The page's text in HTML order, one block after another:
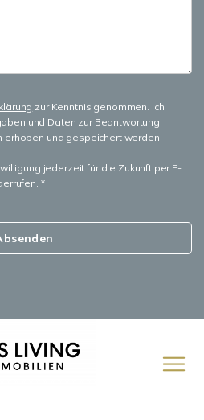
zur Kenntnis genommen. Ich
und Daten zur Beantwortung
erhoben und gespeichert werden.
jederzeit für die Zukunft per E-
*